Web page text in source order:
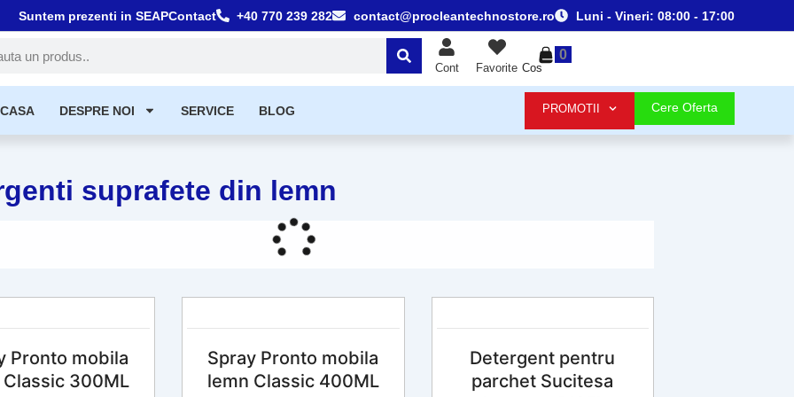
+40 770 239 282 contact@procleantechnostore.ro Luni - Vineri: 08:00 - 17:00
Suntem prezenti in SEAPContact
Cont Favorite
0
Cos
DESPRE NOI SERVICE BLOG Cere Oferta
PROMOTII
suprafete din lemn
Pronto mobila
Classic 300ML
Spray Pronto mobila
lemn Classic 400ML
Detergent pentru
parchet Sucitesa